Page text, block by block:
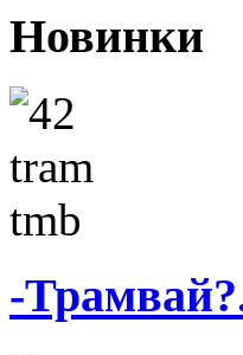
Новинки
-